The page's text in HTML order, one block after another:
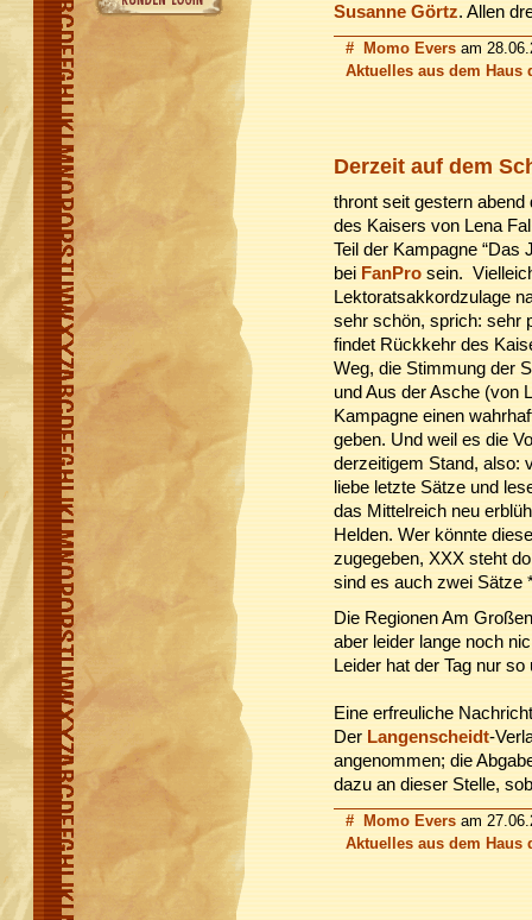
Susanne Görtz. Allen
# Momo Evers am
Aktuelles aus dem Haus
Derzeit auf dem
thront seit gestern
des Kaisers von Lena
Teil der Kampagne “Das
bei FanPro sein.
Lektoratsakkordzulage
sehr schön, sprich: sehr
findet Rückkehr des
Weg, die Stimmung der
und Aus der Asche (von
Kampagne einen
geben. Und weil es die
derzeitigem Stand, also:
liebe letzte Sätze und
das Mittelreich neu
Helden. Wer könnte
zugegeben, XXX steht
sind es auch zwei Sätze
Die Regionen Am
aber leider lange noch
Leider hat der Tag nur
Eine erfreuliche
Der Langenscheidt-
angenommen; die
dazu an dieser Stelle,
# Momo Evers am
Aktuelles aus dem Haus